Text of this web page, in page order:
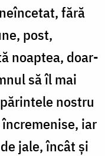
fără
post,
noaptea, doar-
să îl mai
nostru
iar
jale, încât și